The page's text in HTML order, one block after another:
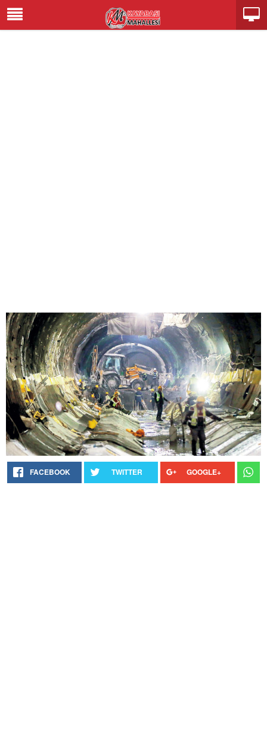
FACEBOOK TWITTER GOOGLE+